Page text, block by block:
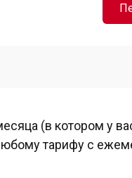
(в котором у
тарифу с